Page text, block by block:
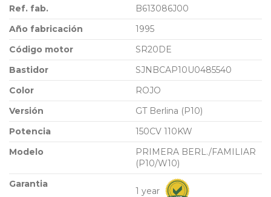
Ref. fab.
B613086J00
Año fabricación
1995
Código motor
SR20DE
Bastidor
SJNBCAP10U0485540
Color
ROJO
Versión
GT Berlina (P10)
Potencia
150CV 110KW
Modelo
PRIMERA BERL./FAMILIAR
(P10/W10)
Garantia
1 year